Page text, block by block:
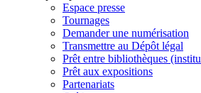
Espace presse
Tournages
Demander une numérisation
Transmettre au Dépôt légal
Prêt entre bibliothèques
Prêt aux expositions
Partenariats